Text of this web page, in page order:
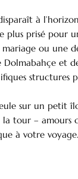
à
plus prisé pour
ou une
et
structures
sur un petit
tour – amours
à votre voyage.